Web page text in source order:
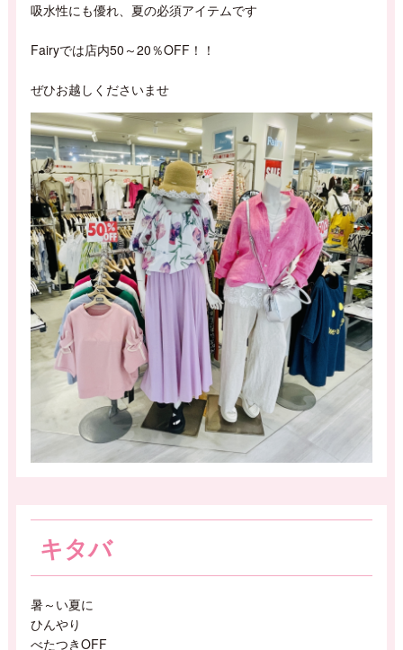
吸水性にも優れ、夏の必須アイテムです
Fairyでは店内50～20％OFF！！
ぜひお越しくださいませ
キタバ
暑～い夏に
ひんやり
べたつきOFF